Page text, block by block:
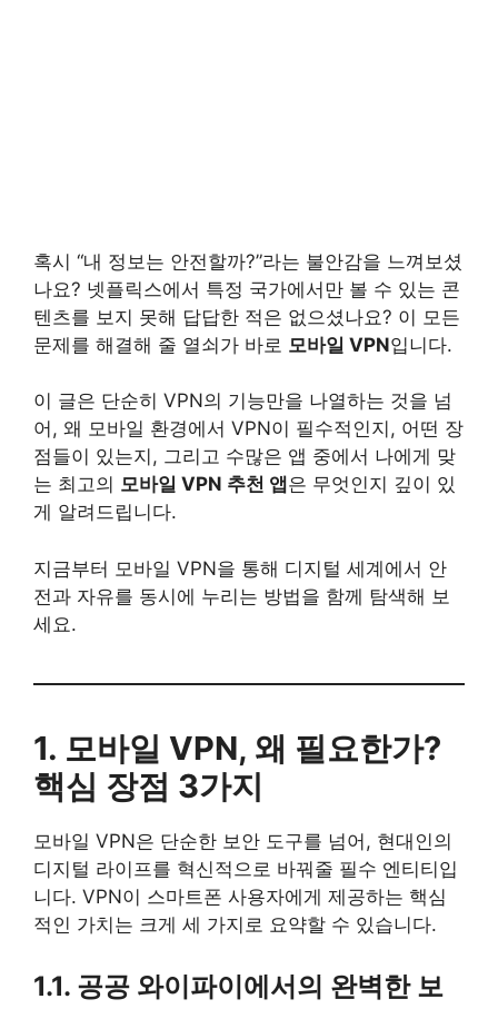
혹시 “내 정보는 안전할까?”라는 불안감을 느껴보셨
나요? 넷플릭스에서 특정 국가에서만 볼 수 있는 콘
텐츠를 보지 못해 답답한 적은 없으셨나요? 이 모든
문제를 해결해 줄 열쇠가 바로 모바일 VPN입니다.
이 글은 단순히 VPN의 기능만을 나열하는 것을 넘
어, 왜 모바일 환경에서 VPN이 필수적인지, 어떤 장
점들이 있는지, 그리고 수많은 앱 중에서 나에게 맞
는 최고의 모바일 VPN 추천 앱 은 무엇인지 깊이 있
게 알려드립니다.
지금부터 모바일 VPN을 통해 디지털 세계에서 안
전과 자유를 동시에 누리는 방법을 함께 탐색해 보
세요.
1. 모바일 VPN, 왜 필요한가?
핵심 장점 3가지
모바일 VPN은 단순한 보안 도구를 넘어, 현대인의
디지털 라이프를 혁신적으로 바꿔줄 필수 엔티티입
니다. VPN이 스마트폰 사용자에게 제공하는 핵심
적인 가치는 크게 세 가지로 요약할 수 있습니다.
1.1. 공공 와이파이에서의 완벽한 보